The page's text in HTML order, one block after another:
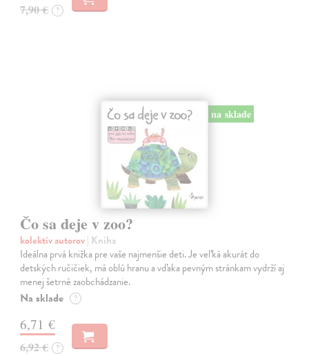
7,90 € ?
na sklade
Čo sa deje v zoo?
kolektív autorov| Kniha
Ideálna prvá knižka pre vaše najmenšie deti. Je veľká akurát do
detských ručičiek, má oblú hranu a vďaka pevným stránkam vydrží aj
menej šetrné zaobchádzanie.
Na sklade ?
6,71 €
6,92 € ?